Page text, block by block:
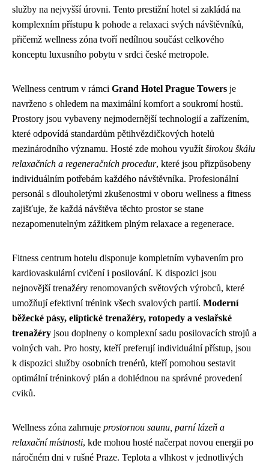
služby na nejvyšší úrovni. Tento prestižní hotel si zakládá na
komplexním přístupu k pohode a relaxaci svých návštěvníků,
přičemž wellness zóna tvoří nedílnou součást celkového
konceptu luxusního pobytu v srdci české metropole.
Wellness centrum v rámci Grand Hotel Prague Towers je
navrženo s ohledem na maximální komfort a soukromí hostů.
Prostory jsou vybaveny nejmodernější technologií a zařízením,
které odpovídá standardům pětihvězdičkových hotelů
mezinárodního významu. Hosté zde mohou využít širokou škálu
relaxačních a regeneračních procedur, které jsou přizpůsobeny
individuálním potřebám každého návštěvníka. Profesionální
personál s dlouholetými zkušenostmi v oboru wellness a fitness
zajišťuje, že každá návštěva těchto prostor se stane
nezapomenutelným zážitkem plným relaxace a regenerace.
Fitness centrum hotelu disponuje kompletním vybavením pro
kardiovaskulární cvičení i posilování. K dispozici jsou
nejnovější trenažéry renomovaných světových výrobců, které
umožňují efektivní trénink všech svalových partií. Moderní
běžecké pásy, eliptické trenažéry, rotopedy a veslařské
trenažéry jsou doplneny o komplexní sadu posilovacích strojů a
volných vah. Pro hosty, kteří preferují individuální přístup, jsou
k dispozici služby osobních trenérů, kteří pomohou sestavit
optimální tréninkový plán a dohlédnou na správné provedení
cviků.
Wellness zóna zahrnuje prostornou saunu, parní lázeň a
relaxační místnosti, kde mohou hosté načerpat novou energii po
náročném dni v rušné Praze. Teplota a vlhkost v jednotlivých